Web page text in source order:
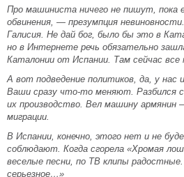
Про машиниста ничего не пишут, пока
обвинения, — презумпция
Галисия. Не дай бог, было бы это в
но в Интернете речь обязательно
Каталонии от Испании. Там сейчас все
А вот подведение политиков, да, у нас
Ваши сразу что-то меняют. Разбился
их производство. Вел машину армянин
миграции.
В Испании, конечно, этого нет и не
соблюдают. Когда сгорела «Хромая
веселые песни, по ТВ клипы
серьезное…»